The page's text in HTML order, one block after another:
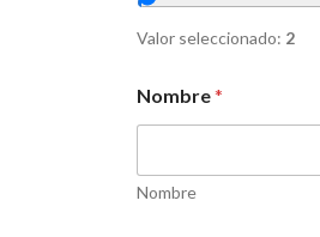
Valor seleccionado: 2
Nombre*
Nombre